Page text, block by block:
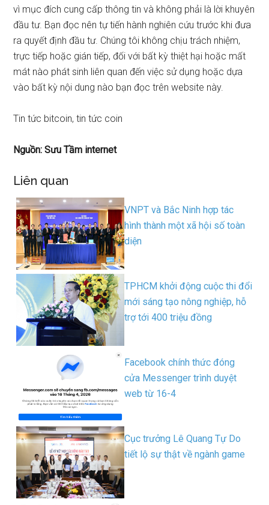
vì mục đích cung cấp thông tin và không phải là lời khuyên
đầu tư. Bạn đọc nên tự tiến hành nghiên cứu trước khi đưa
ra quyết định đầu tư. Chúng tôi không chịu trách nhiệm,
trực tiếp hoặc gián tiếp, đối với bất kỳ thiệt hại hoặc mất
mát nào phát sinh liên quan đến việc sử dụng hoặc dựa
vào bất kỳ nội dung nào bạn đọc trên website này.
Tin tức bitcoin, tin tức coin
Nguồn: Sưu Tầm internet
Liên quan
VNPT và Bắc Ninh hợp tác
hình thành một xã hội số toàn
diện
TPHCM khởi động cuộc thi đổi
mới sáng tạo nông nghiệp, hỗ
trợ tới 400 triệu đồng
Facebook chính thức đóng
cửa Messenger trình duyệt
web từ 16-4
Cục trưởng Lê Quang Tự Do
tiết lộ sự thật về ngành game